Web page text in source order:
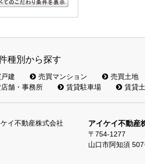
種別から探す
建 売買マンション 売買土地
舗・事務所
賃貸駐車場 賃貸
アイケイ不動産
〒754-1277
山口市阿知須 507